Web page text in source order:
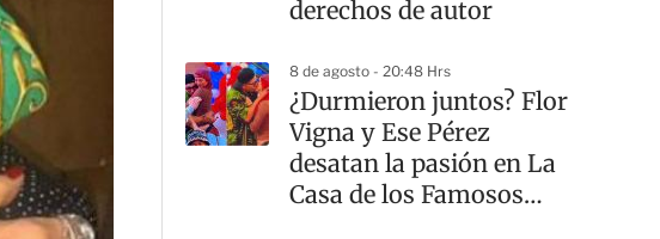
derechos de autor
8 de agosto - 20:48 Hrs
¿Durmieron juntos? Flor
Vigna y Ese Pérez
desatan la pasión en La
Casa de los Famosos